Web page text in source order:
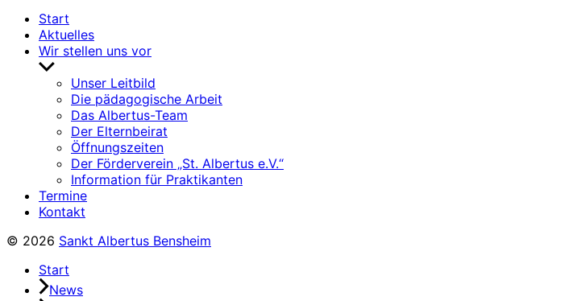
Start
Aktuelles
Wir stellen uns vor
Untermenü
anzeigenUnser Leitbild
Die pädagogische Arbeit
Das Albertus-Team
Der Elternbeirat
Öffnungszeiten
Der Förderverein „St. Albertus e.V.“
Information für Praktikanten
Termine
Kontakt
© 2026 Sankt Albertus Bensheim
Start
News